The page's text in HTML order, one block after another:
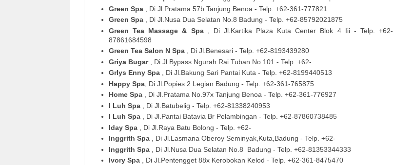
Green Spa
, Di Jl.Pratama 57b Tanjung Benoa - Telp. +62-361-777821
Green Spa
, Di Jl.Nusa Dua Selatan No.8 Badung - Telp. +62-85792021875
Green Tea Massage & Spa
, Di Jl.Kartika Plaza Kuta Center Blok 4 Iii - Telp. +62-
87861684598
Green Tea Salon N Spa
, Di Jl.Benesari - Telp. +62-8193439280
Griya Bugar
, Di Jl.Bypass Ngurah Rai Tuban No.101 - Telp. +62-
Grlys Enny Spa
, Di Jl.Bakung Sari Pantai Kuta - Telp. +62-8199440513
Happy Spa , Di Jl.Popies 2 Legian Badung - Telp. +62-361-765875
Home Spa
, Di Jl.Pratama No.97x Tanjung Benoa - Telp. +62-361-776927
I Luh Spa
, Di Jl.Batubelig - Telp. +62-81338240953
I Luh Spa
, Di Jl.Pantai Batavia Br Pelambingan - Telp. +62-87860738485
Iday Spa
, Di Jl.Raya Batu Bolong - Telp. +62-
Inggrith Spa
, Di Jl.Lasmana Oberoy Seminyak,Kuta,Badung - Telp. +62-
Inggrith Spa
, Di Jl.Nusa Dua Selatan No.8
Badung - Telp. +62-81353344333
Ivory Spa
, Di Jl.Pentengget 88x Kerobokan Kelod - Telp. +62-361-8475470